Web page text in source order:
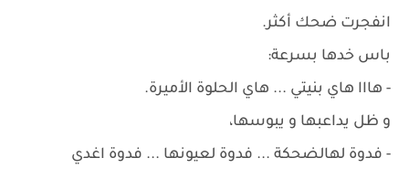
انفجرت ضحك أكثر.
باس خدها بسرعة:
- هااا هاي بنيتي ... هاي الحلوة الأميرة.
و ظل يداعبها و يبوسها،
- فدوة لهالضحكة ... فدوة لعيونها ... فدوة اغدي